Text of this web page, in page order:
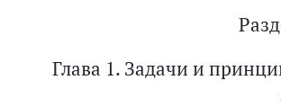
дела (нарушения таможенных правил) (ст.
государственной власти (ст. 17.1 - 17.17)
границы РФ и обеспечения
(ст. 19.1 - 19.38)
порядок и общественную
Глава 1. Задачи и